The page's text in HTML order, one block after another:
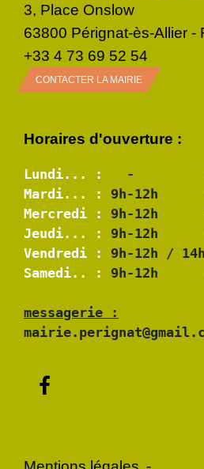
3, Place Onslow
63800 Pérignat-ès-Allier -
+33 4 73 69 52 54
CONTACTER LA MAIRIE
Horaires d'ouverture :
Lundi... :
Mardi... :
Mercredi :
Jeudi... :
Vendredi :
Samedi.. :
9h-12h
messagerie :
Mentions légales -